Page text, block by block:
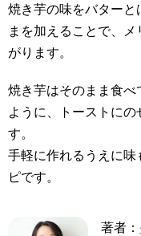
焼き芋の味をバター
まを加えることで、
がります。
焼き芋はそのまま食
ように、トーストに
す。
手軽に作れるうえに
ピです。
著者：